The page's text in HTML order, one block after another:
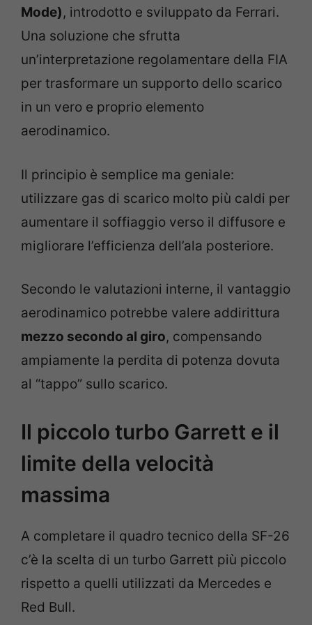
Mode), introdotto e sviluppato da Ferrari.
Una soluzione che sfrutta
un’interpretazione regolamentare della FIA
per trasformare un supporto dello scarico
in un vero e proprio elemento
aerodinamico.
Il principio è semplice ma geniale:
utilizzare gas di scarico molto più caldi per
aumentare il soffiaggio verso il diffusore e
migliorare l’efficienza dell’ala posteriore.
Secondo le valutazioni interne, il vantaggio
aerodinamico potrebbe valere addirittura
mezzo secondo al giro, compensando
ampiamente la perdita di potenza dovuta
al “tappo” sullo scarico.
Il piccolo turbo Garrett e il
limite della velocità
massima
A completare il quadro tecnico della SF-26
c’è la scelta di un turbo Garrett più piccolo
rispetto a quelli utilizzati da Mercedes e
Red Bull.